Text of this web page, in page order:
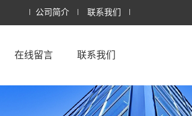
公司简介 联系我们
在线留言 联系我们